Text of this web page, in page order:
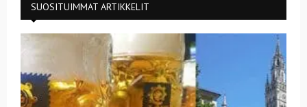
SUOSITUIMMAT ARTIKKELIT